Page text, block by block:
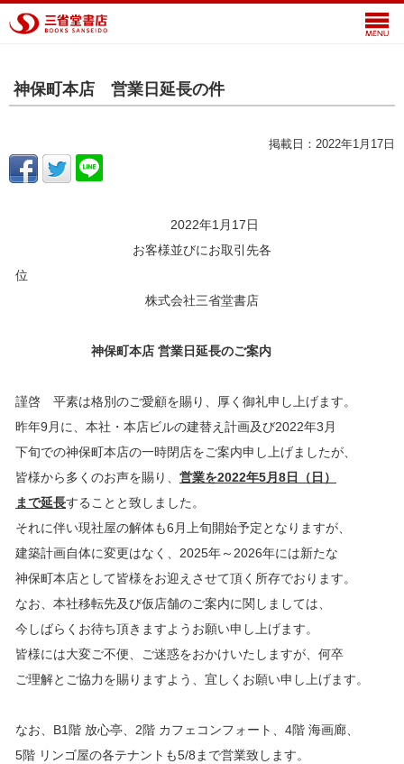
神保町本店 営業日延長の件
掲載日：2022年1月17日
2022年1月17日
お客様並びにお取引先各
株式会社三省堂書店
神保町本店 営業日延長のご案内
謹啓 平素は格別のご愛顧を賜り、厚く御礼申し上げます。
昨年9月に、本社・本店ビルの建替え計画及び2022年3月
下旬での神保町本店の一時閉店をご案内申し上げましたが、
皆様から多くのお声を賜り、 営業を2022年5月8日（日）
まで延長することと致しました。
それに伴い現社屋の解体も6月上旬開始予定となりますが、
建築計画自体に変更はなく、2025年～2026年には新たな
神保町本店として皆様をお迎えさせて頂く所存でおります。
なお、本社移転先及び仮店舗のご案内に関しましては、
今しばらくお待ち頂きますようお願い申し上げます。
皆様には大変ご不便、ご迷惑をおかけいたしますが、何卒
ご理解とご協力を賜りますよう、宜しくお願い申し上げます。
なお、B1階 放心亭、2階 カフェコンフォート、4階 海画廊、
5階 リンゴ屋の各テナントも5/8まで営業致します。